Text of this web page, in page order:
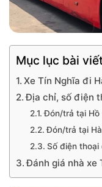
Mục lục bài
Xe Tín Nghĩa đi
Địa chỉ, số điện
Đón/trả tại Hồ
Đón/trả tại
Số điện thoại
Đánh giá nhà xe